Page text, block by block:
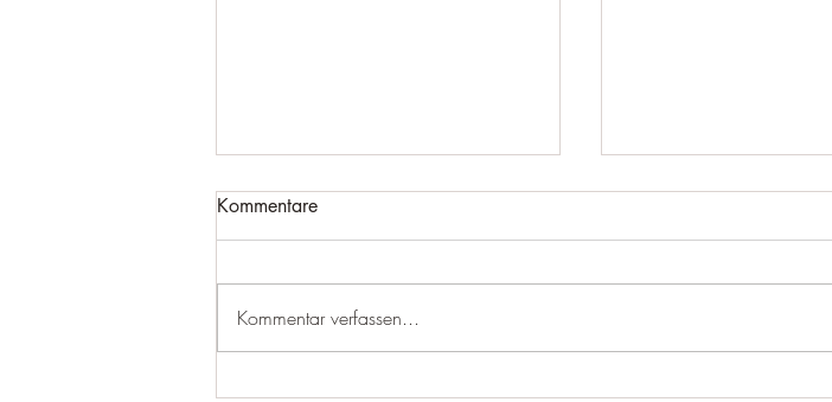
Kommentare
Kommentar verfassen...